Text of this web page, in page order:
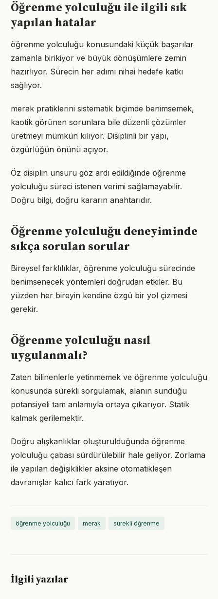
Öğrenme yolculuğu ile ilgili sık
yapılan hatalar
öğrenme yolculuğu konusundaki küçük başarılar
zamanla birikiyor ve büyük dönüşümlere zemin
hazırlıyor. Sürecin her adımı nihai hedefe katkı
sağlıyor.
merak pratiklerini sistematik biçimde benimsemek,
kaotik görünen sorunlara bile düzenli çözümler
üretmeyi mümkün kılıyor. Disiplinli bir yapı,
özgürlüğün önünü açıyor.
Öz disiplin unsuru göz ardı edildiğinde öğrenme
yolculuğu süreci istenen verimi sağlamayabilir.
Doğru bilgi, doğru kararın anahtarıdır.
Öğrenme yolculuğu deneyiminde
sıkça sorulan sorular
Bireysel farklılıklar, öğrenme yolculuğu sürecinde
benimsenecek yöntemleri doğrudan etkiler. Bu
yüzden her bireyin kendine özgü bir yol çizmesi
gerekir.
Öğrenme yolculuğu nasıl
uygulanmalı?
Zaten bilinenlerle yetinmemek ve öğrenme yolculuğu
konusunda sürekli sorgulamak, alanın sunduğu
potansiyeli tam anlamıyla ortaya çıkarıyor. Statik
kalmak gerilemektir.
Doğru alışkanlıklar oluşturulduğunda öğrenme
yolculuğu çabası sürdürülebilir hale geliyor. Zorlama
ile yapılan değişiklikler aksine otomatikleşen
davranışlar kalıcı fark yaratıyor.
öğrenme yolculuğu merak sürekli öğrenme
İlgili yazılar